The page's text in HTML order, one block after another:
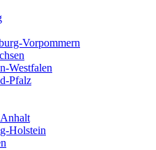
Vorpommern
Westfalen
Pfalz
Holstein